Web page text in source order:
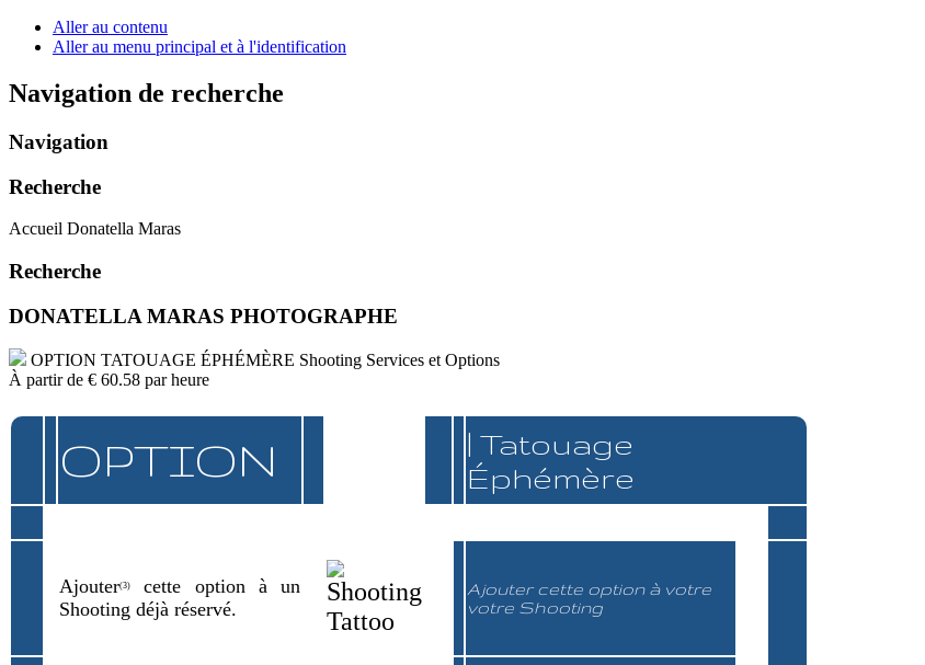
Aller au contenu
Aller au menu principal et à l'identification
Navigation de recherche
Navigation
Recherche
Accueil Donatella Maras
Recherche
DONATELLA MARAS PHOTOGRAPHE
OPTION TATOUAGE ÉPHÉMÈRE Shooting Services et Options
À partir de € 60.58 par heure
OPTION
| Tatouage
Éphémère
Ajouter(3)
cette option à un
Shooting déjà réservé.
Ajouter cette option à votre
votre Shooting